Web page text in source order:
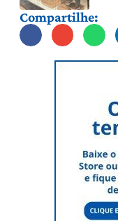
Compartilhe: